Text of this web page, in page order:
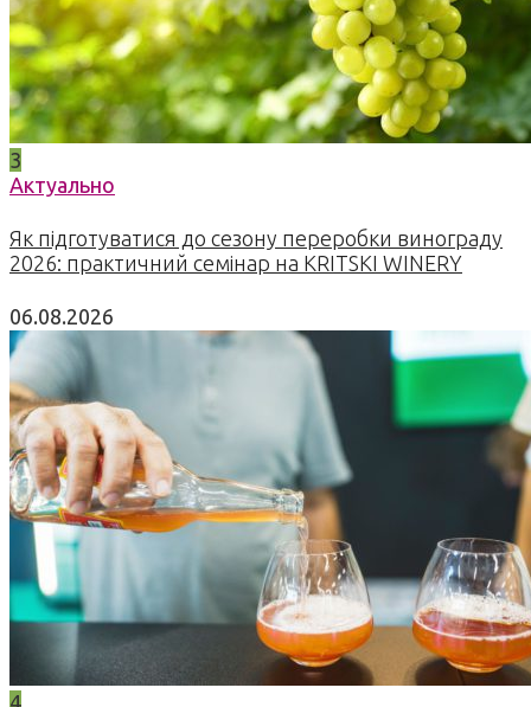
3
Актуально
Як підготуватися до сезону переробки винограду
2026: практичний семінар на KRITSKI WINERY
06.08.2026